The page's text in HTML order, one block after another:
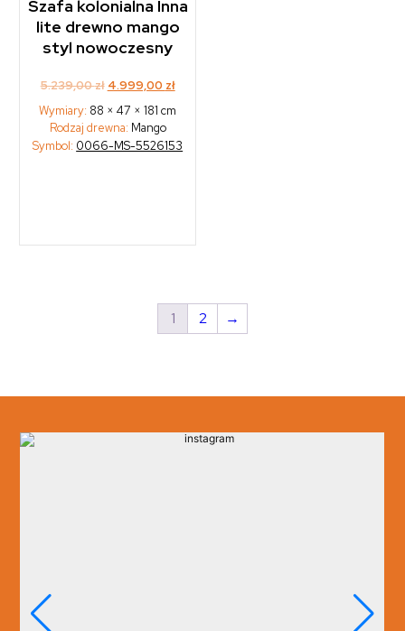
Szafa kolonialna Inna
lite drewno mango
styl nowoczesny
5.239,00zł Original
price
was:
5.239,00 zł.
4.999,00 złCurrent
4.999,00 zł.
Wymiary: 88 × 47 × 181 cm
Rodzaj drewna: Mango
Symbol: 0066-MS-5526153
1 2 →